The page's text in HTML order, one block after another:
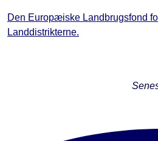
Den Europæiske Landbrugsfond
Landdistrikterne.